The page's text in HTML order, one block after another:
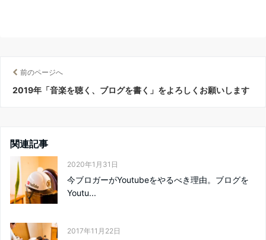
前のページへ
2019年「音楽を聴く、ブログを書く」をよろしくお願いします
関連記事
2020年1月31日
今ブロガーがYoutubeをやるべき理由。ブログを
Youtu...
2017年11月22日